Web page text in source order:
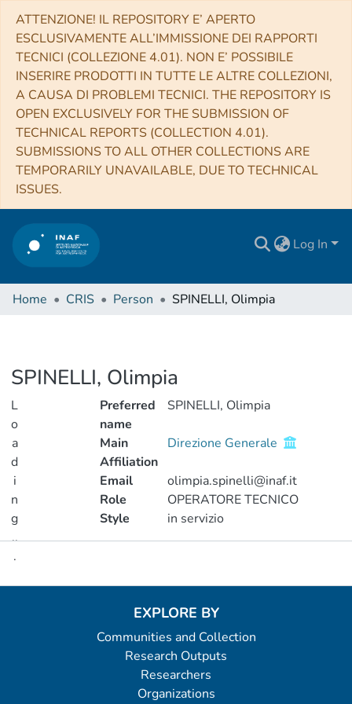
ATTENZIONE! IL REPOSITORY E’ APERTO
ESCLUSIVAMENTE ALL’IMMISSIONE DEI RAPPORTI
TECNICI (COLLEZIONE 4.01). NON E’ POSSIBILE
INSERIRE PRODOTTI IN TUTTE LE ALTRE COLLEZIONI,
A CAUSA DI PROBLEMI TECNICI. THE REPOSITORY IS
OPEN EXCLUSIVELY FOR THE SUBMISSION OF
TECHNICAL REPORTS (COLLECTION 4.01).
SUBMISSIONS TO ALL OTHER COLLECTIONS ARE
TEMPORARILY UNAVAILABLE, DUE TO TECHNICAL
ISSUES.
Log In
Home CRIS Person SPINELLI, Olimpia
SPINELLI, Olimpia
L
o
a
d
i
n
g
..
.
Loading...
Preferred
name
SPINELLI, Olimpia
Main
Affiliation
Direzione Generale
Email
olimpia.spinelli@inaf.it
Role
OPERATORE TECNICO
Style
in servizio
EXPLORE BY
Communities and Collection
Research Outputs
Researchers
Organizations